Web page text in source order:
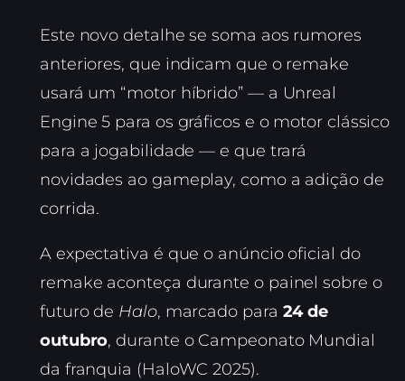
Este novo detalhe se soma aos rumores
anteriores, que indicam que o remake
usará um “motor híbrido” — a Unreal
Engine 5 para os gráficos e o motor clássico
para a jogabilidade — e que trará
novidades ao gameplay, como a adição de
corrida.
A expectativa é que o anúncio oficial do
remake aconteça durante o painel sobre o
futuro de Halo, marcado para 24 de
outubro, durante o Campeonato Mundial
da franquia (HaloWC 2025).